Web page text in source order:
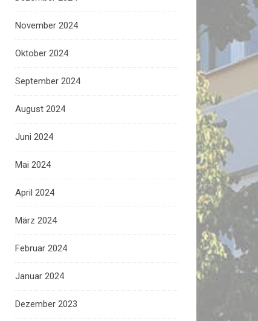
November 2024
Oktober 2024
September 2024
August 2024
Juni 2024
Mai 2024
April 2024
März 2024
Februar 2024
Januar 2024
Dezember 2023